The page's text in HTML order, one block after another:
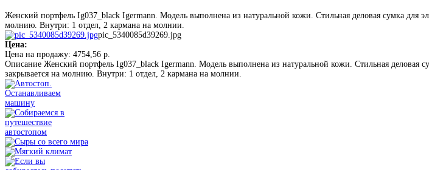
Женский портфель Ig037_black Igermann. Модель выполнена из натуральной кожи. Стильная деловая сумка для
молнию. Внутри: 1 отдел, 2 кармана на молнии.
pic_5340085d39269.jpg
Цена:
Цена на продажу: 4754,56 р.
Описание Женский портфель Ig037_black Igermann. Модель выполнена из натуральной кожи. Стильная деловая
закрывается на молнию. Внутри: 1 отдел, 2 кармана на молнии.